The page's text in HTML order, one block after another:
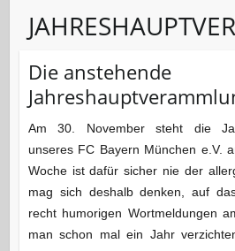
Die anstehende
Am 30. November steht die
unseres FC Bayern München e.V.
Woche ist dafür sicher nie der
mag sich deshalb denken, auf
recht humorigen Wortmeldungen
man schon mal ein Jahr